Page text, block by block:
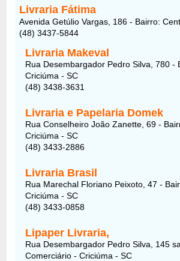
Livraria Fátima
Avenida Getúlio Vargas, 186 - Bairro:
(48) 3437-5844
Livraria Makeval
Rua Desembargador Pedro Silva, 780 -
Criciúma - SC
(48) 3438-3631
Livraria e Papelaria Domek
Rua Conselheiro João Zanette, 69 -
Criciúma - SC
(48) 3433-2886
Livraria Brasil
Rua Marechal Floriano Peixoto, 47 -
Criciúma - SC
(48) 3433-0858
Lipaper Livraria,
Rua Desembargador Pedro Silva, 145
Comerciário - Criciúma - SC